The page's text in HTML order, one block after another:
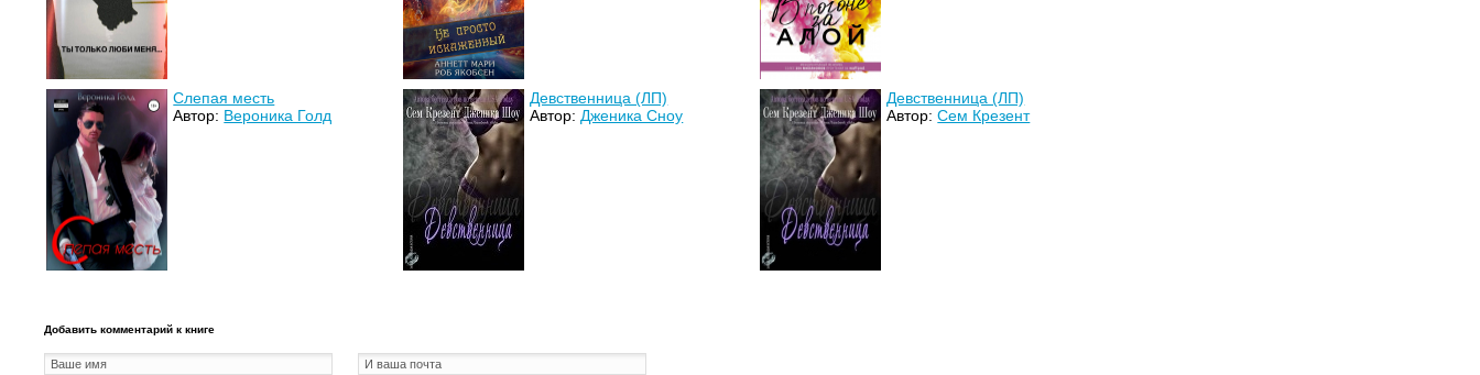
Слепая месть
Автор: Вероника Голд
Девственница (ЛП)
Автор:Дженика Сноу
Девственница (ЛП)
Автор:Сем Крезент
Добавить комментарий к книге